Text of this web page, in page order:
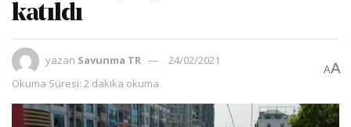
katıldı
yazan Savunma TR
24/02/2021
Okuma Süresi: 2 dakika okuma
AA